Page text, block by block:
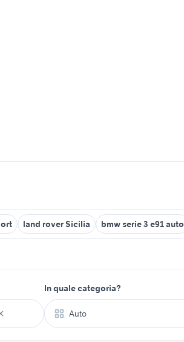
land rover Sicilia bmw serie 3 e91 auto
In quale categoria?
Auto